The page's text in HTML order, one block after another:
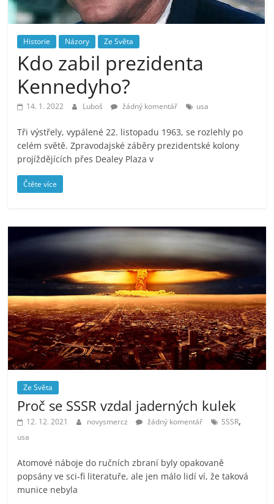
prospívá?
Historie Názory Ze Světa
Kdo zabil prezidenta
Kennedyho?
14. 1. 2022 Luboš žádný komentář usa
Tři výstřely, vypálené 22. listopadu 1963, se rozlehly po
celém světě. Zpravodajské záběry prezidentské kolony
projíždějících přes Dealey Plaza v
Čtěte více
Ze Světa
Proč se SSSR vzdal jaderných kulek
12. 12. 2021 novysmercz žádný komentář SSSR,
usa
Atomové náboje do ručních zbraní byly opakovaně
popsány ve sci-fi literatuře, ale jen málo lidí ví, že taková
munice nebyla